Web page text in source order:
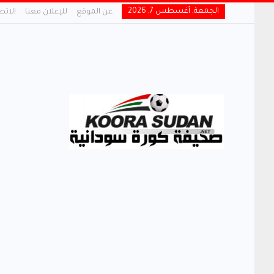
الجمعة, أغسطس 7, 2026 عن الموقع للإعلان معنا